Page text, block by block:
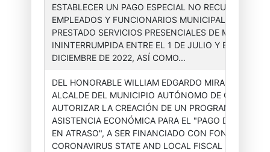
Asesor(a)
Ejecutiva
Órdenes
Ejecutivas
2023-
002
ESTABLECER UN PAGO ESPECIAL NO RECURRENTE
EMPLEADOS Y FUNCIONARIOS MUNICIPALES QUE
PRESTADO SERVICIOS PRESENCIALES DE MANERA
ININTERRUMPIDA ENTRE EL 1 DE JULIO Y EL 31 DE
DICIEMBRE DE 2022, ASÍ COMO...
Asesor(a)
Ejecutiva
Órdenes
Ejecutivas
2023-
003
DEL HONORABLE WILLIAM EDGARDO MIRANDA
ALCALDE DEL MUNICIPIO AUTÓNOMO DE CAGUAS,
AUTORIZAR LA CREACIÓN DE UN PROGRAMA DE
ASISTENCIA ECONÓMICA PARA EL "PAGO DE
EN ATRASO", A SER FINANCIADO CON FONDOS DEL
CORONAVIRUS STATE AND LOCAL FISCAL RECOVERY